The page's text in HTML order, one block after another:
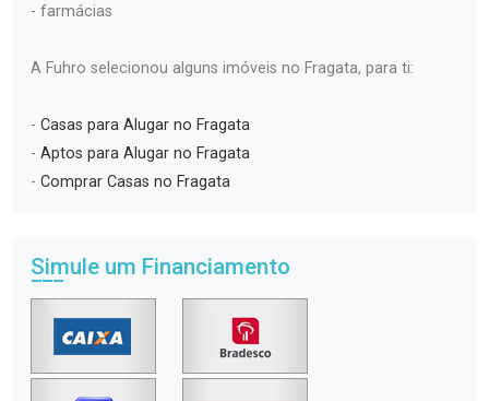
- farmácias
A Fuhro selecionou alguns imóveis no Fragata, para ti:
- Casas para Alugar no Fragata
- Aptos para Alugar no Fragata
- Comprar Casas no Fragata
Simule um Financiamento